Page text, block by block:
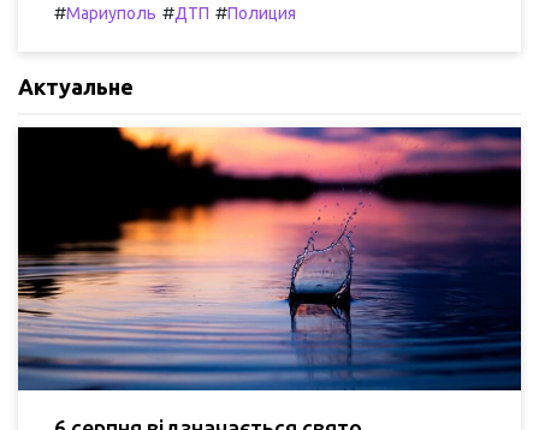
#Мариуполь #ДТП #Полиция
Актуальне